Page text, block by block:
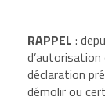
RAPPEL :
d’autorisation
déclaration
démolir ou